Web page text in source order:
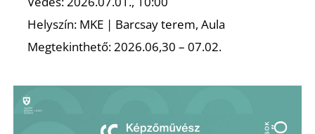
Helyszín: MKE | Barcsay terem, Aula
Megtekinthető: 2026.06,30 – 07.02.